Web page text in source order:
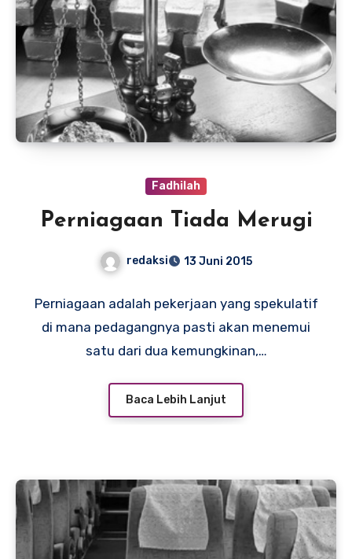
Fadhilah
Perniagaan Tiada Merugi
redaksi 13 Juni 2015
Perniagaan adalah pekerjaan yang spekulatif
di mana pedagangnya pasti akan menemui
satu dari dua kemungkinan,…
Baca Lebih Lanjut